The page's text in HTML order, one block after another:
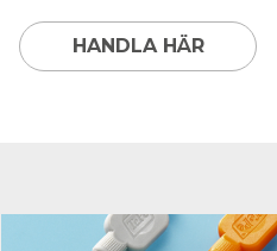
HANDLA HÄR